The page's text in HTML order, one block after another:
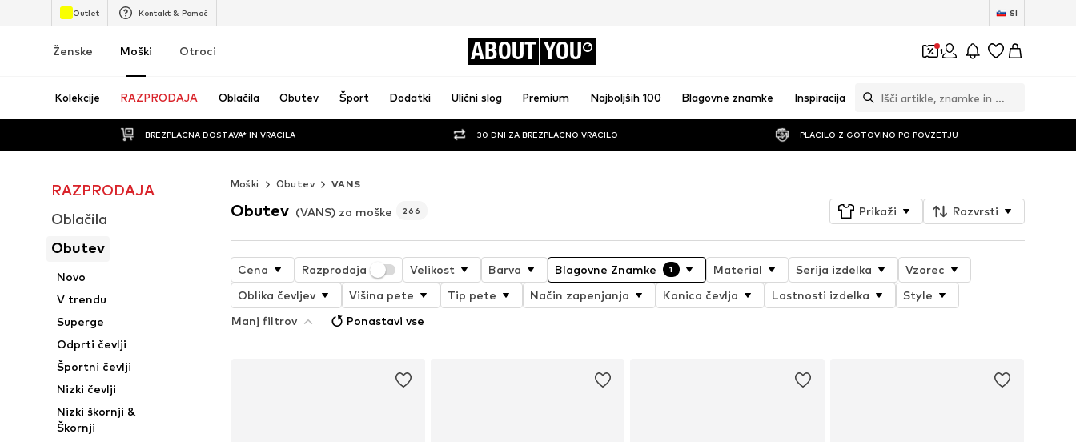
Outlet Kontakt & Pomoč SI
Ženske Moški Otroci ABOUT YOU 1
Kolekcije RAZPRODAJA Oblačila Obutev Šport Dodatki Ulični slog Premium Najboljših 100 Blagovne znamke Inspiracija
BREZPLAČNA DOSTAVA* IN VRAČILA 30 DNI ZA BREZPLAČNO VRAČILO PLAČILO Z GOTOVINO PO POVZETJU
RAZPRODAJA
Oblačila
Obutev
Novo
V trendu
Superge
Odprti čevlji
Športni čevlji
Nizki čevlji
Nizki škornji &
Škornji
Moški Obutev VANS
Obutev (VANS) za moške 266 Prikaži Razvrsti
Cena Razprodaja Velikost Barva Blagovne Znamke 1 Material Serija izdelka
Vzorec
Oblika čevljev
Višina pete Tip pete Način zapenjanja Konica čevlja Lastnosti izdelka
Style
Manj filtrov
Ponastavi vse